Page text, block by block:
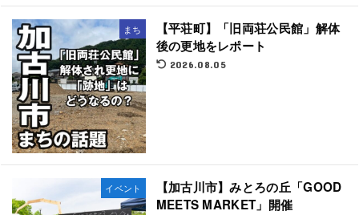
まち
【平荘町】「旧両荘公民館」解体
後の更地をレポート
2026.08.05
イベント
【加古川市】みとろの丘「GOOD
MEETS MARKET」開催